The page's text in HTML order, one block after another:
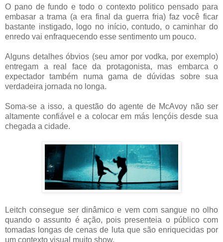
O pano de fundo e todo o contexto politico pensado para
embasar a trama (a era final da guerra fria) faz você ficar
bastante instigado, logo no início, contudo, o caminhar do
enredo vai enfraquecendo esse sentimento um pouco.
Alguns detalhes óbvios (seu amor por vodka, por exemplo)
entregam a real face da protagonista, mas embarca o
expectador também numa gama de dúvidas sobre sua
verdadeira jornada no longa.
Soma-se a isso, a questão do agente de McAvoy não ser
altamente confiável e a colocar em más lençóis desde sua
chegada a cidade.
Leitch consegue ser dinâmico e vem com sangue no olho
quando o assunto é ação, pois presenteia o público com
tomadas longas de cenas de luta que são enriquecidas por
um contexto visual muito show.